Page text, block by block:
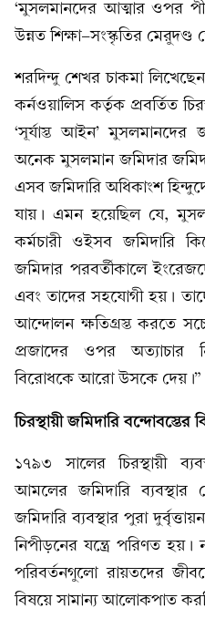
‘মুসলমানদের আত্মার ওপর
উন্নত শিক্ষা-সংস্কৃতির মেরুদণ্ড
শরদিন্দু শেখর চাকমা
কর্নওয়ালিস কর্তৃক প্রবর্তিত
‘সূর্যাস্ত আইন’
অনেক মুসলমান জমিদার
এসব জমিদারি অধিকাংশ
যায়। এমন হয়েছিল যে,
কর্মচারী ওইসব জমিদারি
জমিদার পরবর্তীকালে
এবং তাদের সহযোগী হয়।
আন্দোলন ক্ষতিগ্রস্ত করতে
প্রজাদের ওপর অত্যাচার
বিরোধকে আরো উসকে দেয়।”
চিরস্থায়ী জমিদারি
১৭৯৩ সালের চিরস্থায়ী
আমলের জমিদারি ব্যবস্থার
জমিদারি ব্যবস্থার পুরা
নিপীড়নের যন্ত্রে পরিণত
পরিবর্তনগুলো রায়তদের
বিষয়ে সামান্য আলোকপাত